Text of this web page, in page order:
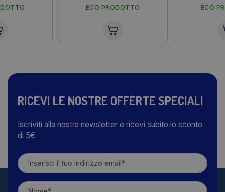
ECO PRODOTTO ECO
RICEVI LE NOSTRE OFFERTE SPECIALI
Iscriviti alla nostra newsletter e ricevi subito lo sconto
di 5€